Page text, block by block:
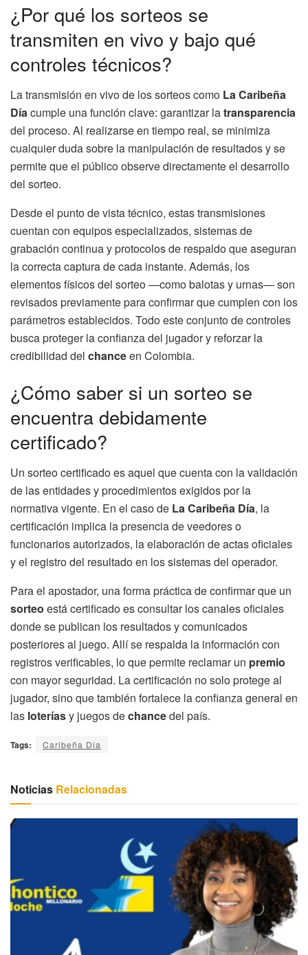
¿Por qué los sorteos se
transmiten en vivo y bajo qué
controles técnicos?
La transmisión en vivo de los sorteos como La Caribeña
Díacumple una función clave: garantizar latransparencia
del proceso. Al realizarse en tiempo real, se minimiza
cualquier duda sobre la manipulación de resultados y se
permite que el público observe directamente el desarrollo
del sorteo.
Desde el punto de vista técnico, estas transmisiones
cuentan con equipos especializados, sistemas de
grabación continua y protocolos de respaldo que aseguran
la correcta captura de cada instante. Además, los
elementos físicos del sorteo —como balotas y urnas— son
revisados previamente para confirmar que cumplen con los
parámetros establecidos. Todo este conjunto de controles
busca proteger la confianza del jugador y reforzar la
credibilidad del chanceen Colombia.
¿Cómo saber si un sorteo se
encuentra debidamente
certificado?
Un sorteo certificado es aquel que cuenta con la validación
de las entidades y procedimientos exigidos por la
normativa vigente. En el caso de La Caribeña Día, la
certificación implica la presencia de veedores o
funcionarios autorizados, la elaboración de actas oficiales
y el registro del resultado en los sistemas del operador.
Para el apostador, una forma práctica de confirmar que un
sorteo está certificado es consultar los canales oficiales
donde se publican los resultados y comunicados
posteriores al juego. Allí se respalda la información con
registros verificables, lo que permite reclamar un premio
con mayor seguridad. La certificación no solo protege al
jugador, sino que también fortalece la confianza general en
las loteríasy juegos dechancedel país.
Tags: Caribeña Dia
Noticias Relacionadas